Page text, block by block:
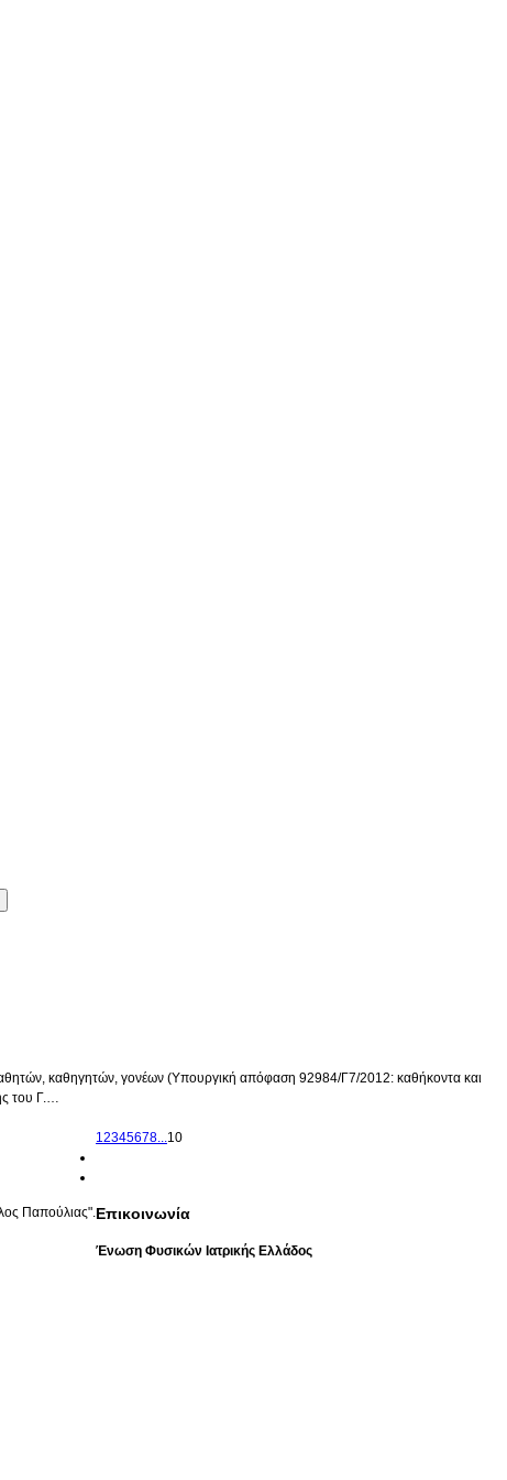
καθηγητών, γονέων (Υπουργική απόφαση 92984/Γ7/2012: καθήκοντα και
του Γ.…
Παπούλιας".
12345678...10
Επικοινωνία
Ένωση Φυσικών Ιατρικής Ελλάδος